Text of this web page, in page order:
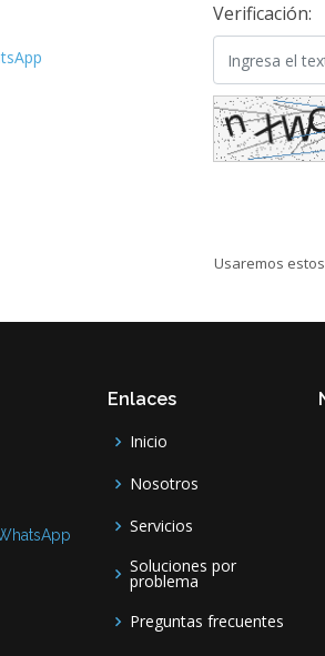
Verificación:
Usaremos
Enlaces
Inicio
Nosotros
Servicios
Soluciones por
problema
Preguntas frecuentes